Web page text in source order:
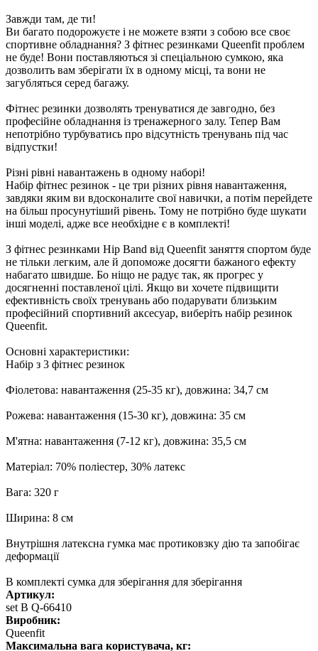
Завжди там, де ти!
Ви багато подорожуєте і не можете взяти з собою все своє
спортивне обладнання? З фітнес резинками Queenfit проблем
не буде! Вони поставляються зі спеціальною сумкою, яка
дозволить вам зберігати їх в одному місці, та вони не
загубляться серед багажу.
Фітнес резинки дозволять тренуватися де завгодно, без
професійне обладнання із тренажерного залу. Тепер Вам
непотрібно турбуватись про відсутність тренувань під час
відпустки!
Різні рівні навантажень в одному наборі!
Набір фітнес резинок - це три різних рівня навантаження,
завдяки яким ви вдосконалите свої навички, а потім перейдете
на більш просунутіший рівень. Тому не потрібно буде шукати
інші моделі, адже все необхідне є в комплекті!
З фітнес резинками Hip Band від Queenfit заняття спортом буде
не тільки легким, але й допоможе досягти бажаного ефекту
набагато швидше. Бо ніщо не радує так, як прогрес у
досягненні поставленої цілі. Якщо ви хочете підвищити
ефективність своїх тренувань або подарувати близьким
професійний спортивний аксесуар, виберіть набір резинок
Queenfit.
Основні характеристики:
Набір з 3 фітнес резинок
Фіолетова: навантаження (25-35 кг), довжина: 34,7 см
Рожева: навантаження (15-30 кг), довжина: 35 см
М'ятна: навантаження (7-12 кг), довжина: 35,5 см
Матеріал: 70% поліестер, 30% латекс
Вага: 320 г
Ширина: 8 см
Внутрішня латексна гумка має протиковзку дію та запобігає
деформації
В комплекті сумка для зберігання для зберігання
Артикул:
set B Q-66410
Виробник:
Queenfit
Максимальна вага користувача, кг: